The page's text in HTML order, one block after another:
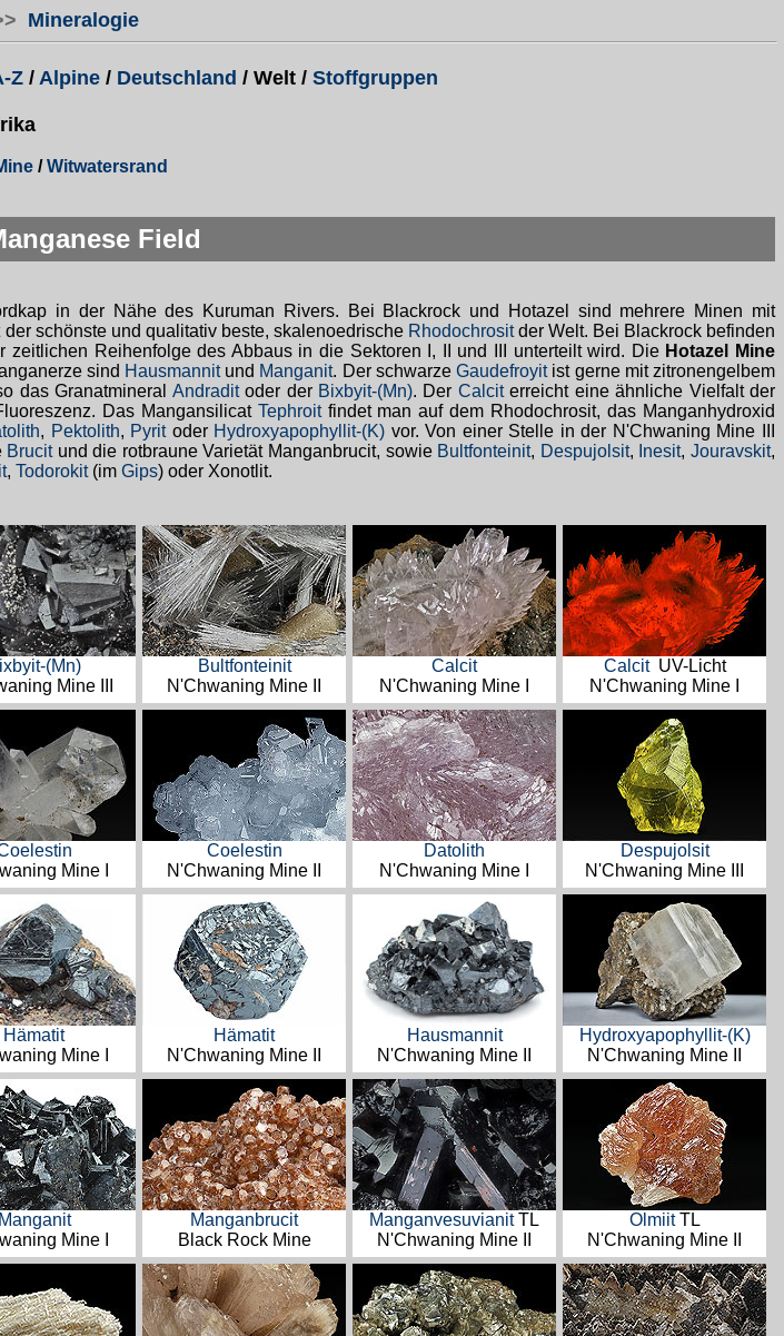
Mineralogie
Z / Alpine / Deutschland / Welt / Stoffgruppen
/Witwatersrand
Field
in der Nähe des Kuruman Rivers. Bei Blackrock und Hotazel sind mehrere Minen mit
schönste und qualitativ beste, skalenoedrische Rhodochrositder Welt. Bei Blackrock befinden
zeitlichen Reihenfolge des Abbaus in die Sektoren I, II und III unterteilt wird. Die Hotazel Mine
sind Hausmannitund Manganit. Der schwarzeGaudefroyitist gerne mit zitronengelbem
das Granatmineral Andraditoder der Bixbyit-(Mn). Der Calciterreicht eine ähnliche Vielfalt der
Das Mangansilicat Tephroitfindet man auf dem Rhodochrosit, das Manganhydroxid
, Pektolith, Pyritoder Hydroxyapophyllit-(K) vor. Von einer Stelle in der N'Chwaning Mine III
Brucitund die rotbraune Varietät Manganbrucit, sowie Bultfonteinit, Despujolsit, Inesit,Jouravskit,
, Todorokit(im Gips) oder Xonotlit.
(Mn)
Mine III
Bultfonteinit
N'Chwaning Mine II
Calcit
N'Chwaning Mine I
CalcitUV-Licht
N'Chwaning Mine I
Mine I
Coelestin
N'Chwaning Mine II
Datolith
N'Chwaning Mine I
Despujolsit
N'Chwaning Mine III
Hämatit
Mine I
Hämatit
N'Chwaning Mine II
Hausmannit
N'Chwaning Mine II
Hydroxyapophyllit-(K)
N'Chwaning Mine II
Manganit
Mine I
Manganbrucit
Black Rock Mine
ManganvesuvianitTL
N'Chwaning Mine II
OlmiitTL
N'Chwaning Mine II